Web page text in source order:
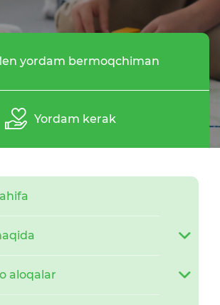
yordam bermoqchiman
Yordam kerak
aloqalar